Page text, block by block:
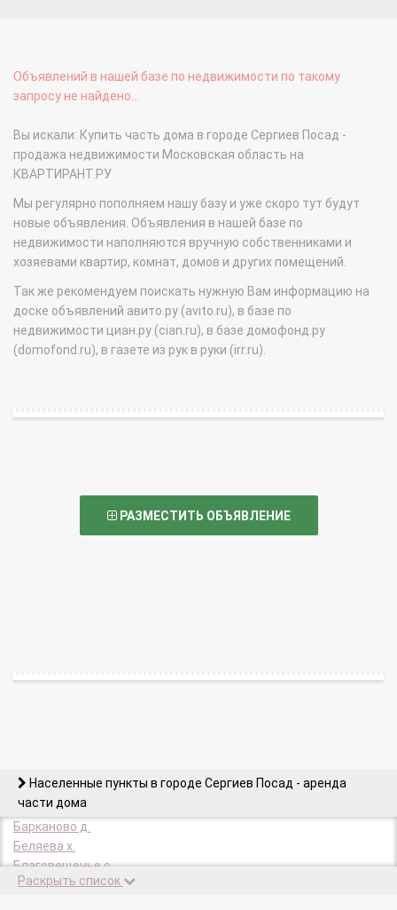
Объявлений в нашей базе по недвижимости по такому
запросу не найдено...
Вы искали: Купить часть дома в городе Сергиев Посад -
продажа недвижимости Московская область на
КВАРТИРАНТ.РУ
Мы регулярно пополняем нашу базу и уже скоро тут будут
новые объявления. Объявления в нашей базе по
недвижимости наполняются вручную собственниками и
хозяевами квартир, комнат, домов и других помещений.
Так же рекомендуем поискать нужную Вам информацию на
доске объявлений авито.ру (avito.ru), в базе по
недвижимости циан.ру (cian.ru), в базе домофонд.ру
(domofond.ru), в газете из рук в руки (irr.ru).
РАЗМЕСТИТЬ ОБЪЯВЛЕНИЕ
Населенные пункты в городе Сергиев Посад - аренда
части дома
Барканово д.
Беляева х.
Благовещенье с.
Бубяково д.
Раскрыть список